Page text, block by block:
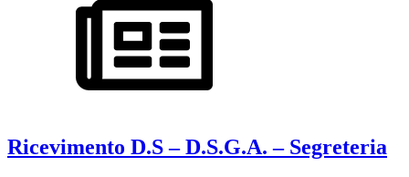
Ricevimento D.S – D.S.G.A. – Segreteria